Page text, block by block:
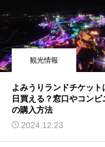
観光情報
よみうりランドチケット
日買える？窓口やコンビ
の購入方法
2024.12.23